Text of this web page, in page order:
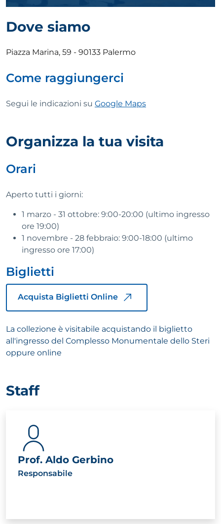
Dove siamo
Piazza Marina, 59 - 90133 Palermo
Come raggiungerci
Segui le indicazioni su Google Maps
Organizza la tua visita
Orari
Aperto tutti i giorni:
1 marzo - 31 ottobre: 9:00-20:00 (ultimo ingresso
ore 19:00)
1 novembre - 28 febbraio: 9:00-18:00 (ultimo
ingresso ore 17:00)
Biglietti
Acquista Biglietti Online
La collezione è visitabile acquistando il biglietto
all'ingresso del Complesso Monumentale dello Steri
oppure online
Staff
Prof. Aldo Gerbino
Responsabile